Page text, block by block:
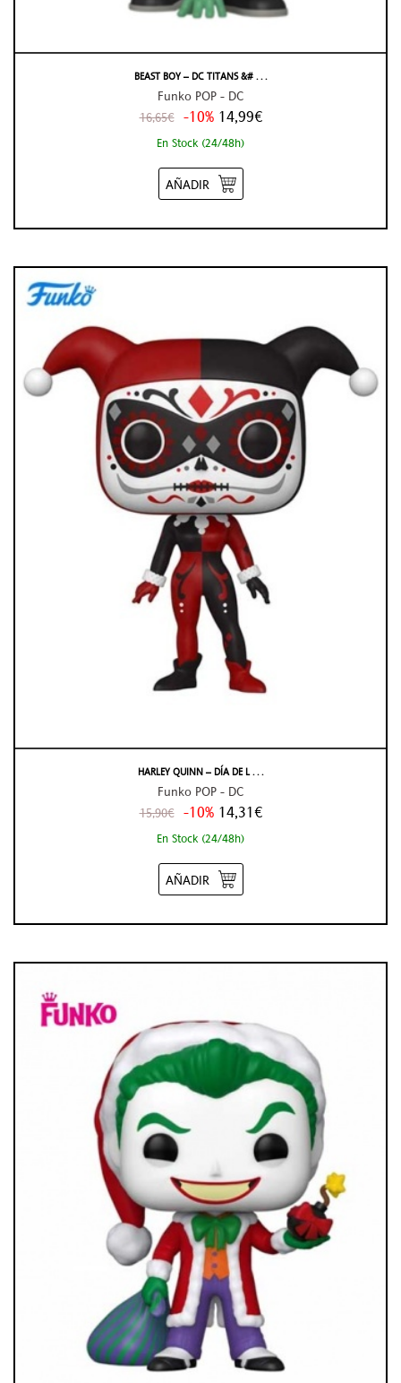
BEAST BOY – DC TITANS &# . . .
Funko POP - DC
16,65€ -10% 14,99€
En Stock (24/48h)
AÑADIR
HARLEY QUINN – DÍA DE L . . .
Funko POP - DC
15,90€ -10% 14,31€
En Stock (24/48h)
AÑADIR